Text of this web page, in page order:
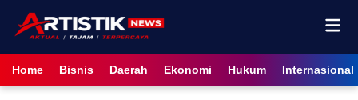
content
Home Bisnis Daerah Ekonomi Hukum Internasional